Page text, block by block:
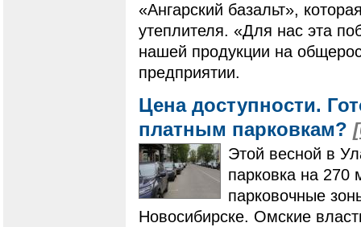
«Ангарский базальт»,
утеплителя. «Для нас эта
нашей продукции на
предприятии.
Цена доступности.
платным парковкам?
Этой весной в
парковка на 270
парковочные
Новосибирске. Омские